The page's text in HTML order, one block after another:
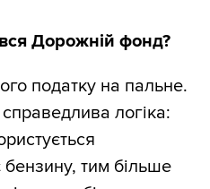
Дорожній фонд?
податку на пальне.
логіка:
тим більше